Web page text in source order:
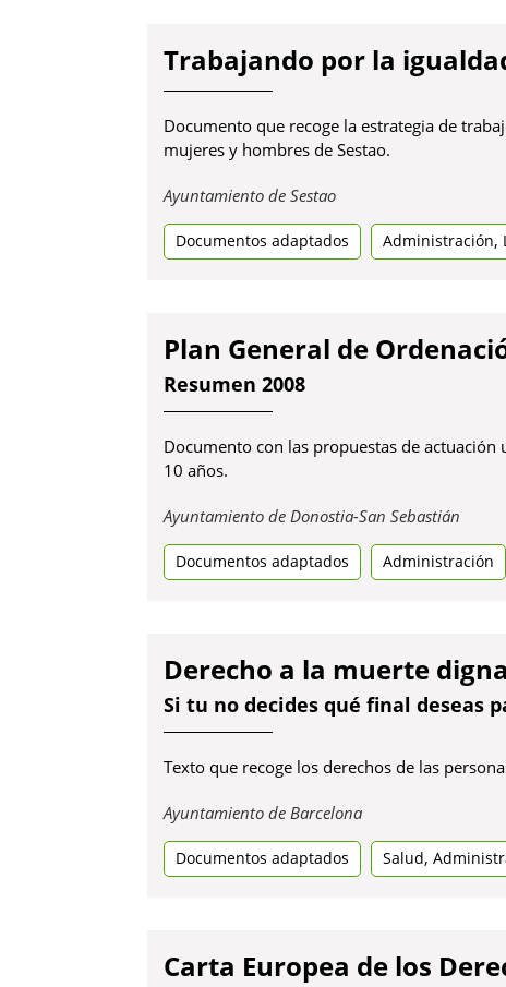
Trabajando por la
Documento que recoge la estrategia de
mujeres y hombres de Sestao.
Ayuntamiento de SestaoObre
en
una
pestanya
Documentos adaptados Administración,
Plan General de
Resumen 2008
Documento con las propuestas de
10 años.
Ayuntamiento de Donostia-San Sebastián
en
una
Documentos adaptados Administración
Derecho a la muerte digna
Si tu no decides qué final deseas
Texto que recoge los derechos de las
Ayuntamiento de BarcelonaObre
en
una
pestanya
Documentos adaptados Salud,
Carta Europea de los